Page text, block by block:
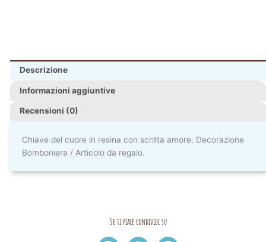
Descrizione
Informazioni aggiuntive
Recensioni (0)
Chiave del cuore in resina con scritta amore. Decorazione
Bomboniera / Articolo da regalo.
Se ti piace condividi su